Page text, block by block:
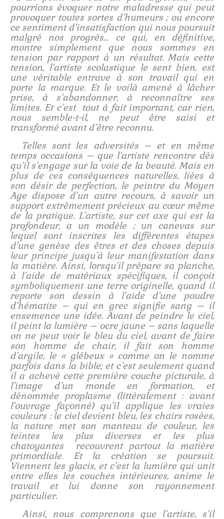
pourrions évoquer notre maladresse qui peut
provoquer toutes sortes d’humeurs ; ou encore
ce sentiment d’insatisfaction qui nous poursuit
malgré nos progrès… ce qui, en définitive,
montre simplement que nous sommes en
tension par rapport à un résultat. Mais cette
tension, l’artiste scolastique le sent bien, est
une véritable entrave à son travail qui en
porte la marque. Et le voilà amené à lâcher
prise, à s’abandonner, à reconnaître ses
limites. Et c’est tout à fait important, car rien,
nous semble-t-il, ne peut être saisi et
transformé avant d’être reconnu.
Telles sont les adversités – et en même
temps occasions – que l’artiste rencontre dès
qu’il s’engage sur la voie de la beauté. Mais en
plus de ces conséquences naturelles, liées à
son désir de perfection, le peintre du Moyen
Age dispose d’un autre recours, à savoir un
support extrêmement précieux au cœur même
de la pratique. L’artiste, sur cet axe qui est la
profondeur, a un modèle ; un canevas sur
lequel sont inscrites les différentes étapes
d’une genèse des êtres et des choses depuis
leur principe jusqu’à leur manifestation dans
la matière. Ainsi, lorsqu’il prépare sa planche,
à l’aide de matériaux spécifiques, il conçoit
symboliquement une terre originelle, quand il
reporte son dessin à l’aide d’une poudre
d’hématite – qui en grec signifie sang – il
ensemence une idée. Avant de peindre le ciel,
il peint la lumière – ocre jaune – sans laquelle
on ne peut voir le bleu du ciel, avant de faire
son homme de chair, il fait son homme
d’argile, le « glébeux » comme on le nomme
parfois dans la bible; et c’est seulement quand
il a achevé cette première couche picturale, à
l’image d’un monde en formation, et
dénommée proplasme (littéralement : avant
l’ouvrage façonné) qu’il applique les vraies
couleurs : le ciel devient bleu, les chairs rosées,
la nature met son manteau de couleur, les
teintes les plus diverses et les plus
chatoyantes recouvrent partout la matière
primordiale. Et la création se poursuit.
Viennent les glacis, et c’est la lumière qui unit
entre elles les couches intérieures, anime le
travail et lui donne son rayonnement
particulier.
Ainsi, nous comprenons que l’artiste, s’il